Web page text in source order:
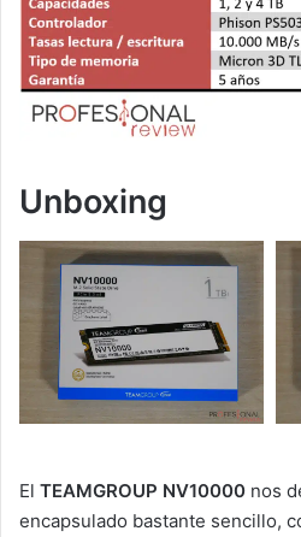
Unboxing
El TEAMGROUP NV10000 nos
encapsulado bastante sencillo,